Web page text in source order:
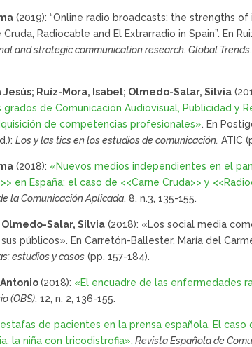
(2019): “Online radio broadcasts: the strengths
Radiocable and El Extrarradio in Spain”. En
and strategic communication research. Global Trends
Ruíz-Mora, Isabel; Olmedo-Salar, Silvia
de Comunicación Audiovisual, Publicidad y
de competencias profesionales». En
Los y las tics en los estudios de comunicación. ATIC
(2018): «Nuevos medios independientes en el
en España: el caso de <<Carne Cruda>> y
la Comunicación Aplicada, 8, n.3, 135-155.
Salar, Silvia (2018): «Los social media
públicos». En Carretón-Ballester, María del
estudios y casos (pp. 157-184).
(2018): «El encuadre de las enfermedades
(OBS), 12, n. 2, 136-155.
de pacientes en la prensa española. El caso
la niña con tricodistrofia». Revista Española de